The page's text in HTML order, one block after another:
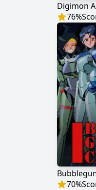
Digimon
76%
70%